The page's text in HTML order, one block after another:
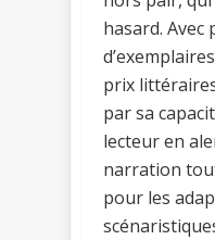
hasard. Avec
prix
par sa
lecteur en
narration
pour les